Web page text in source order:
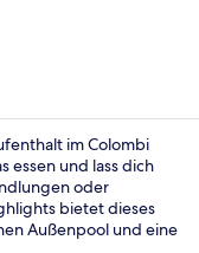
im Colombi
essen und lass dich
oder
bietet dieses
Außenpool und eine